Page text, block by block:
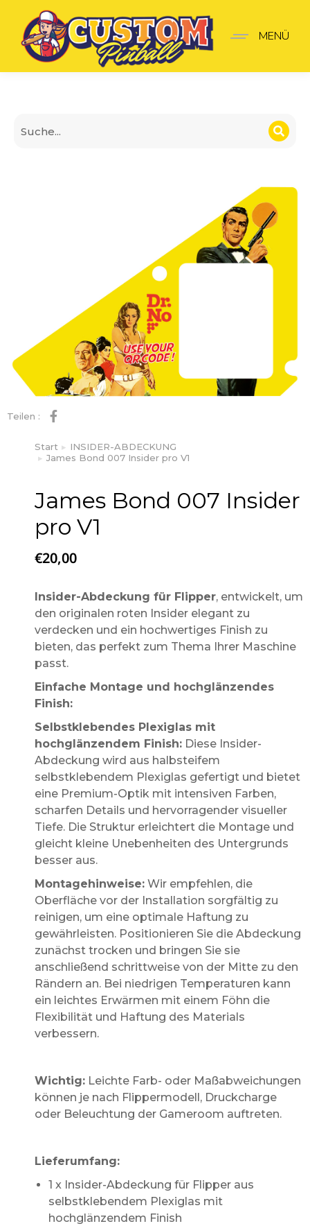
James Bond 007 Insider
MENÜ
Teilen :
Sie befinden sich hier:
Start
INSIDER-ABDECKUNG
James Bond 007 Insider pro V1
James Bond 007 Insider
pro V1
€20,00
Insider-Abdeckung für Flipper, entwickelt, um
den originalen roten Insider elegant zu
verdecken und ein hochwertiges Finish zu
bieten, das perfekt zum Thema Ihrer Maschine
passt.
Einfache Montage und hochglänzendes
Finish:
Selbstklebendes Plexiglas mit
hochglänzendem Finish: Diese Insider-
Abdeckung wird aus halbsteifem
selbstklebendem Plexiglas gefertigt und bietet
eine Premium-Optik mit intensiven Farben,
scharfen Details und hervorragender visueller
Tiefe. Die Struktur erleichtert die Montage und
gleicht kleine Unebenheiten des Untergrunds
besser aus.
Montagehinweise: Wir empfehlen, die
Oberfläche vor der Installation sorgfältig zu
reinigen, um eine optimale Haftung zu
gewährleisten. Positionieren Sie die Abdeckung
zunächst trocken und bringen Sie sie
anschließend schrittweise von der Mitte zu den
Rändern an. Bei niedrigen Temperaturen kann
ein leichtes Erwärmen mit einem Föhn die
Flexibilität und Haftung des Materials
verbessern.
Wichtig: Leichte Farb- oder Maßabweichungen
können je nach Flippermodell, Druckcharge
oder Beleuchtung der Gameroom auftreten.
Lieferumfang:
1 x Insider-Abdeckung für Flipper aus
selbstklebendem Plexiglas mit
hochglänzendem Finish